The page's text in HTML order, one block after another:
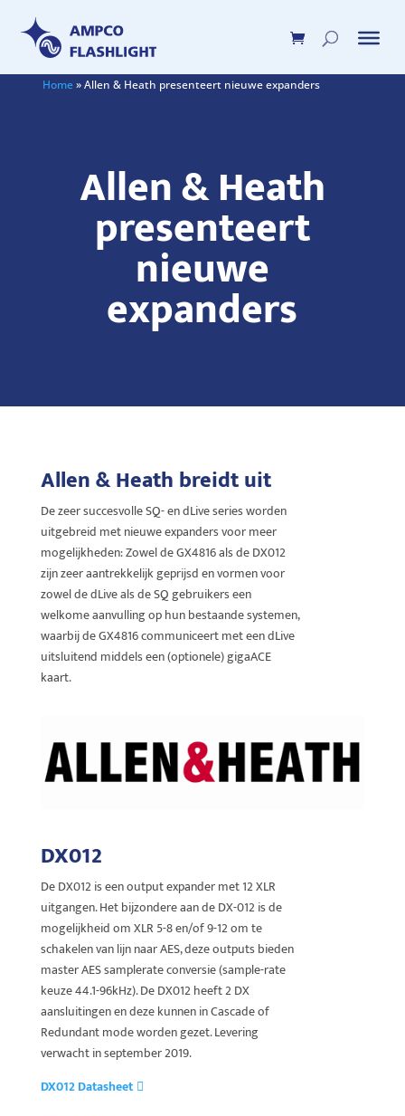
Home»Allen & Heath presenteert nieuwe expanders
Allen & Heath
presenteert
nieuwe
expanders
Allen & Heath breidt uit
De zeer succesvolle SQ- en dLive series worden
uitgebreid met nieuwe expanders voor meer
mogelijkheden: Zowel de GX4816 als de DX012
zijn zeer aantrekkelijk geprijsd en vormen voor
zowel de dLive als de SQ gebruikers een
welkome aanvulling op hun bestaande systemen,
waarbij de GX4816 communiceert met een dLive
uitsluitend middels een (optionele) gigaACE
kaart.
DX012
De DX012 is een output expander met 12 XLR
uitgangen. Het bijzondere aan de DX-012 is de
mogelijkheid om XLR 5-8 en/of 9-12 om te
schakelen van lijn naar AES, deze outputs bieden
master AES samplerate conversie (sample-rate
keuze 44.1-96kHz). De DX012 heeft 2 DX
aansluitingen en deze kunnen in Cascade of
Redundant mode worden gezet. Levering
verwacht in september 2019.
DX012 Datasheet